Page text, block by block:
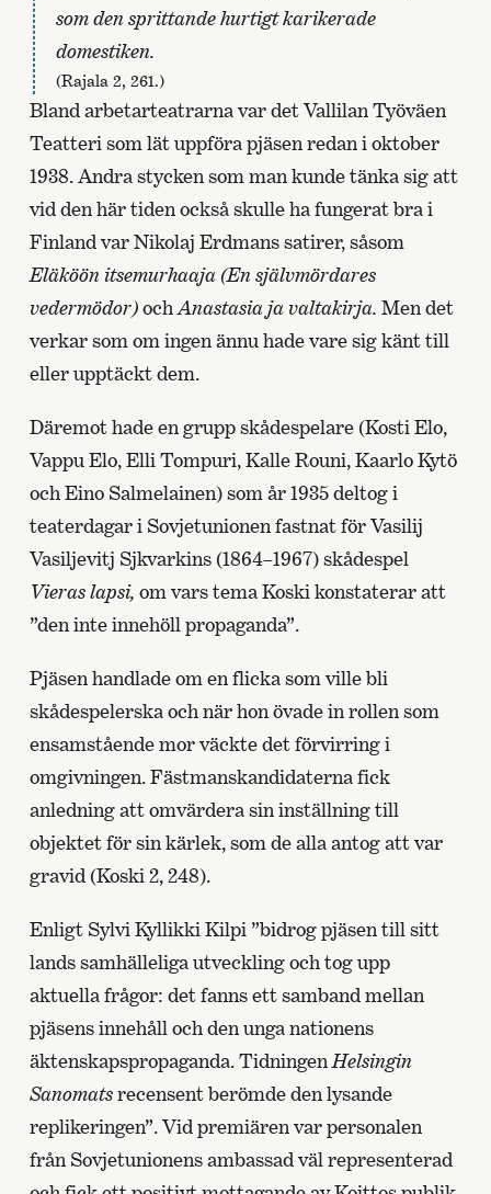
som den sprittande hurtigt karikerade
domestiken.
(Rajala 2, 261.)
Bland arbetarteatrarna var det Vallilan Työväen
Teatteri som lät uppföra pjäsen redan i oktober
1938. Andra stycken som man kunde tänka sig att
vid den här tiden också skulle ha fungerat bra i
Finland var Nikolaj Erdmans satirer, såsom
Eläköön itsemurhaaja(En självmördares
vedermödor)och Anastasia ja valtakirja. Men det
verkar som om ingen ännu hade vare sig känt till
eller upptäckt dem.
Däremot hade en grupp skådespelare (Kosti Elo,
Vappu Elo, Elli Tompuri, Kalle Rouni, Kaarlo Kytö
och Eino Salmelainen) som år 1935 deltog i
teaterdagar i Sovjetunionen fastnat för Vasilij
Vasiljevitj Sjkvarkins (1864–1967) skådespel
Vieras lapsi, om vars tema Koski konstaterar att
”den inte innehöll propaganda”.
Pjäsen handlade om en flicka som ville bli
skådespelerska och när hon övade in rollen som
ensamstående mor väckte det förvirring i
omgivningen. Fästmanskandidaterna fick
anledning att omvärdera sin inställning till
objektet för sin kärlek, som de alla antog att var
gravid (Koski 2, 248).
Enligt Sylvi Kyllikki Kilpi ”bidrog pjäsen till sitt
lands samhälleliga utveckling och tog upp
aktuella frågor: det fanns ett samband mellan
pjäsens innehåll och den unga nationens
äktenskapspropaganda. TidningenHelsingin
Sanomatsrecensent berömde den lysande
replikeringen”. Vid premiären var personalen
från Sovjetunionens ambassad väl representerad